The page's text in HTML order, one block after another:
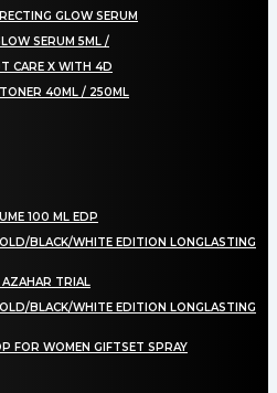
GLOW SERUM
SERUM 5ML /
CARE X WITH 4D
40ML / 250ML
100 ML EDP
BLACK/WHITE EDITION LONGLASTING
AZAHAR TRIAL
BLACK/WHITE EDITION LONGLASTING
FOR WOMEN GIFTSET SPRAY